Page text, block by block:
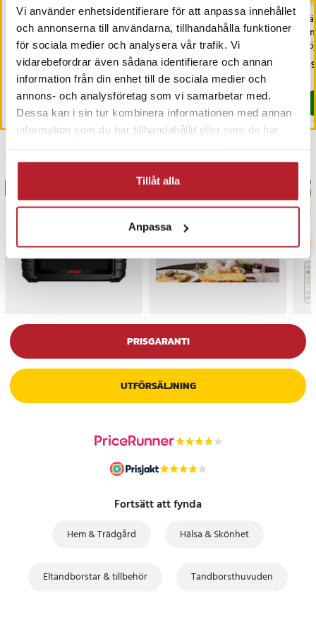
Vi använder enhetsidentifierare för att anpassa innehållet
och annonserna till användarna, tillhandahålla funktioner
för sociala medier och analysera vår trafik. Vi
vidarebefordrar även sådana identifierare och annan
information från din enhet till de sociala medier och
annons- och analysföretag som vi samarbetar med.
Dessa kan i sin tur kombinera informationen med annan
information som du har tillhandahållit eller som de har
Tillåt alla
Anpassa
Oral-B iO Series 6S
eltandborste med
Bluetooth / magnetisk
eltandborste
Pris:1 399 kr
1 399 kr
I lager, levereras inom 1-2 vardagar
Köp
Rosa Fluffigt Bakskal till
iPhone 14 Pro Max
Nuvarande pris:
39 krTidigare pris:109 kr
39 kr 109 kr
I lager, levereras inom 1-2 vardagar
Köp
Senast besökta
PRISGARANTI
UTFÖRSÄLJNING
Fortsätt att fynda
Hem & Trädgård Hälsa & Skönhet
Eltandborstar & tillbehör Tandborsthuvuden